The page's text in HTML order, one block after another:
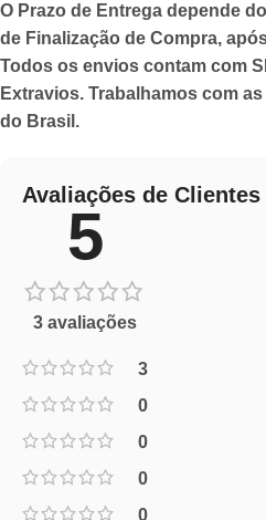
O Prazo de Entrega depende
de Finalização de Compra,
Todos os envios contam com
Extravios. Trabalhamos com
do Brasil.
Avaliações de Clientes
5
3 avaliações
3
0
0
0
0